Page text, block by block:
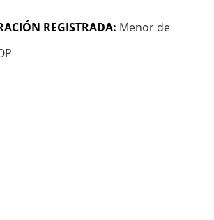
REGISTRADA: Menor de